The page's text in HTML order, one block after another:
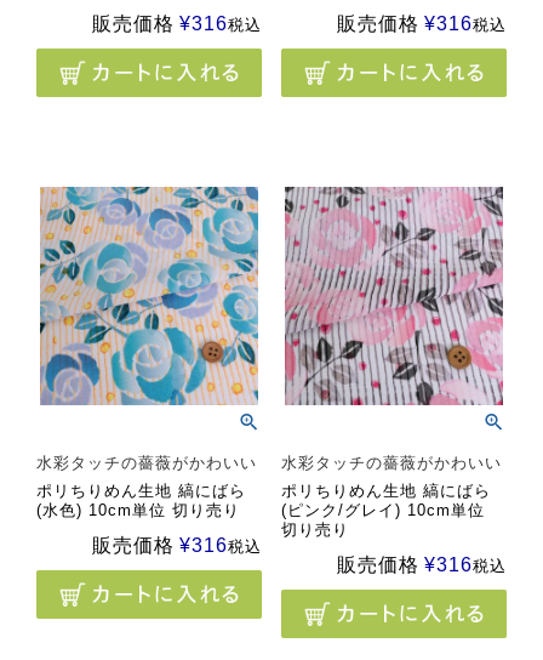
販売価格 ¥316税込 販売価格 ¥316税込
水彩タッチの薔薇がかわいい
ポリちりめん生地 縞にばら
(水色) 10cm単位 切り売り
販売価格 ¥316税込
水彩タッチの薔薇がかわいい
ポリちりめん生地 縞にばら
(ピンク/グレイ) 10cm単位
切り売り
販売価格 ¥316税込